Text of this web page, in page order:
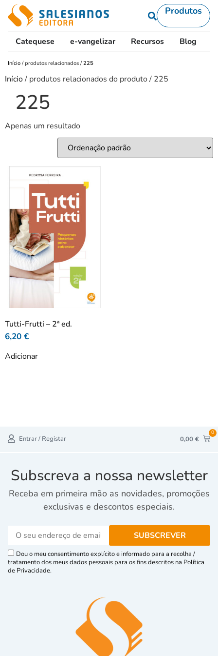
Produtos
Catequese e-vangelizar Recursos Blog
Início /produtos relacionados /225
Início/ produtos relacionados do produto / 225
225
Apenas um resultado
Tutti-Frutti – 2ª ed.
6,20 €
Adicionar
Entrar / Registar 0,00 €
0
Subscreva a nossa newsletter
Receba em primeira mão as novidades, promoções
exclusivas e descontos especiais.
Dou o meu consentimento explícito e informado para a recolha /
tratamento dos meus dados pessoais para os fins descritos na Política
de Privacidade.